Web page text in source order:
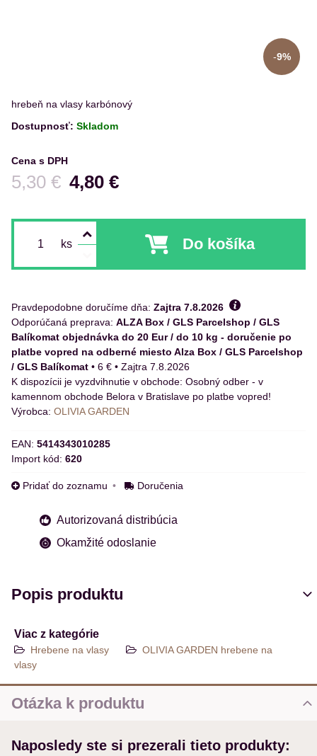
hrebeň na vlasy karbónový
9%
Dostupnosť: Skladom
Cena s DPH
4,80 €
Pred zľavou:
5,30 €
ks Do košíka
Pravdepodobne doručíme dňa: Zajtra 7.8.2026
ALZA Box / GLS Parcelshop / GLS
Balíkomat objednávka do 20 Eur / do 10 kg - doručenie po
platbe vopred na odberné miesto Alza Box / GLS Parcelshop
/ GLS Balíkomat • 6 € • Zajtra 7.8.2026
Osobný odber - v
kamennom obchode Belora v Bratislave po platbe vopred!
Výrobca: OLIVIA GARDEN
EAN: 5414343010285
Import kód: 620
Pridať do zoznamu Doručenia
Autorizovaná distribúcia
Okamžité odoslanie
Popis produktu
Viac z kategórie
Hrebene na vlasy
OLIVIA GARDEN hrebene na
vlasy
Otázka k produktu
MENO
Naposledy ste si prezerali tieto produkty: